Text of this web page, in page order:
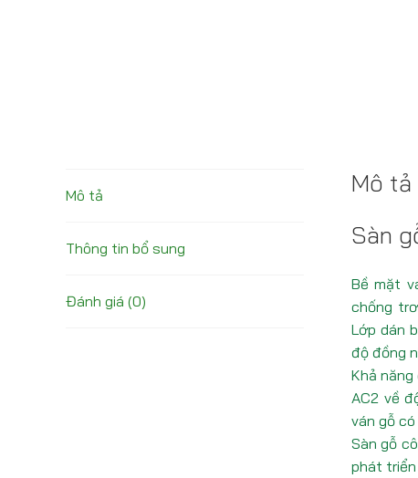
Mô tả
Thông tin bổ sung
Đánh giá (0)
Mô tả
Sàn
Bề mặt
chống
Lớp dán
độ đồng
Khả
AC2 về
ván gỗ
Sàn gỗ
phát